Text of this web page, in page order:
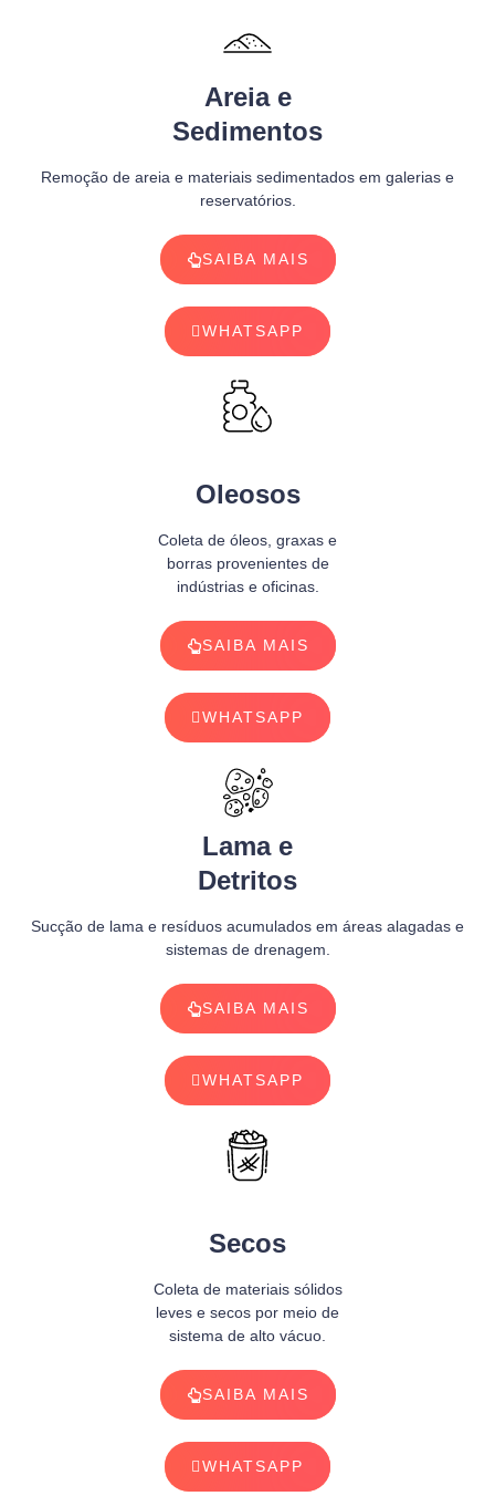
Areia e
Sedimentos
Remoção de areia e materiais sedimentados em galerias e
reservatórios.
SAIBA MAIS
WHATSAPP
Oleosos
Coleta de óleos, graxas e
borras provenientes de
indústrias e oficinas.
SAIBA MAIS
WHATSAPP
Lama e
Detritos
Sucção de lama e resíduos acumulados em áreas alagadas e
sistemas de drenagem.
SAIBA MAIS
WHATSAPP
Secos
Coleta de materiais sólidos
leves e secos por meio de
sistema de alto vácuo.
SAIBA MAIS
WHATSAPP